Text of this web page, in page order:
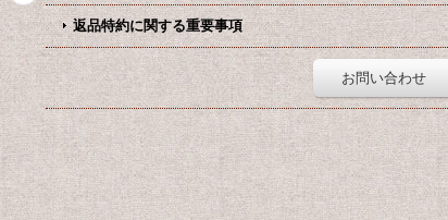
返品特約に関する重要事項
お問い合わせ